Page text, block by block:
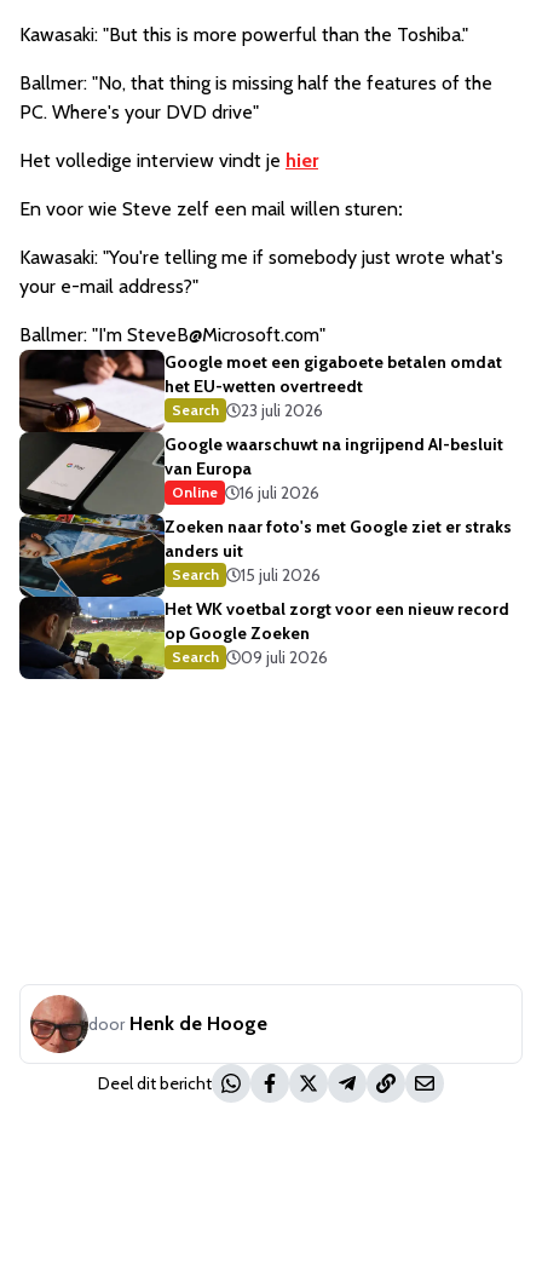
Kawasaki: "But this is more powerful than the Toshiba."
Ballmer: "No, that thing is missing half the features of the
PC. Where's your DVD drive"
Het volledige interview vindt je hier
En voor wie Steve zelf een mail willen sturen:
Kawasaki: "You're telling me if somebody just wrote what's
your e-mail address?"
Ballmer: "I'm SteveB@Microsoft.com"
Google moet een gigaboete betalen omdat
het EU-wetten overtreedt
Search
23 juli 2026
Google waarschuwt na ingrijpend AI-besluit
van Europa
Online
16 juli 2026
Zoeken naar foto's met Google ziet er straks
anders uit
Search
15 juli 2026
Het WK voetbal zorgt voor een nieuw record
op Google Zoeken
Search 09 juli 2026
door Henk de Hooge
Deel dit bericht